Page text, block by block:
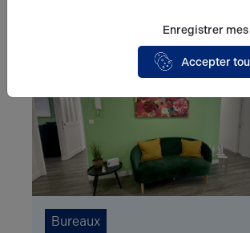
Bureaux
Enregistrer
Accepter